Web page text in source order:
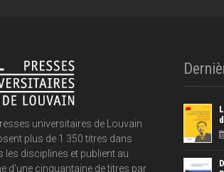
universitaires de Louvain
plus de 1 350 titres dans
les disciplines et publient au
d'une cinquantaine de titres par